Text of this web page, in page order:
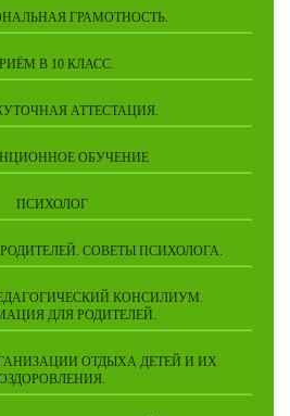
ГРАМОТНОСТЬ.
В 10 КЛАСС.
АТТЕСТАЦИЯ.
ОБУЧЕНИЕ
ПСИХОЛОГ
СОВЕТЫ ПСИХОЛОГА.
КОНСИЛИУМ.
ДЛЯ РОДИТЕЛЕЙ.
ОТДЫХА ДЕТЕЙ И ИХ